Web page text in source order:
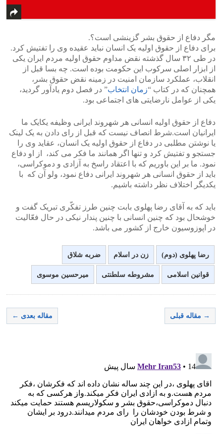
مگر دفاع از حقوق بشر گزینشی است؟.
برای دفاع از حقوق اولیه یک انسان نباید عقیده وی را تفتیش کرد.
در طی ۳۲ سال گذشته نقض مداوم حقوق اولیه مردم ایران یکی
از ابزار اصلی سرکوب این حکومت بوده است. چه بسا قبل از
انقلاب، عملکرد سازمان امنیت در زمینه نقض حقوق بشر،
همچنان که در کتاب “زمان انتخاب” در فصل دوم یادآور گردید،
یکی از عوامل نارضایتی های اجتماعی بود.
دفاع از حقوق اولیه انسانی هر شهروند ایرانی وظیفه یکایک ما
ایرانیان است.شرط انصاف نیست که قبل از رای دادن به یک لینک
یا نوشتن مطلبی در دفاع از حقوق اولیه یک انسان، عقاید وی را
جستجو و تفتیش کرد و تنها اگر همانند ما فکر می کند، از او دفاع
نمود. ما بر این باوریم که با اعتقاد راسخ به آزادی و دموکراسی،
باید از حقوق انسانی هر شهروند ایرانی دفاع نمود، ولو آن که با
یکدیگر اختلاف نظر داشته باشیم.
باید که به آقای رضا پهلوی بابت چنین طرز تفکّری تبریک گفت و
خوشحال بود که چنین انسانی با چنین پندار نیکی در حال فعّالیت
در اپوزوسیون خارج از کشور می باشد.
رضا پهلوی (دوم) زن در اسلام ضربه شلاق
قوانین اسلامی مشروطه سلطنتی میرحسین موسوی
→ مقاله قبلی مقاله بعدی ←